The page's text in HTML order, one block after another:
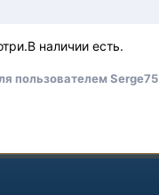
наличии есть.
пользователем Serge75